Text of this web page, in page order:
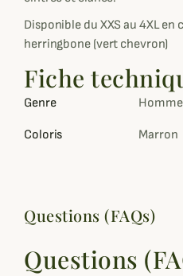
Disponible du XXS au 4XL
herringbone (vert chevron)
Fiche
Genre Homme
Coloris Marron
Questions (FAQs)
Questions